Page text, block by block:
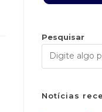
Pesquisar
Notícias